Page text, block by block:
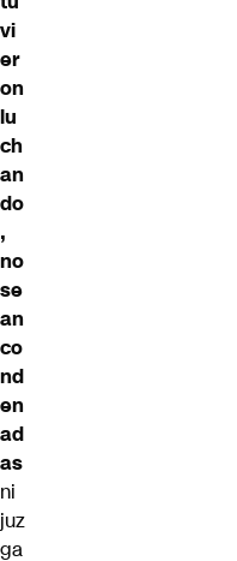
vi
er
on
lu
ch
an
do
,
no
se
an
co
nd
en
ad
as
ni
juz
ga